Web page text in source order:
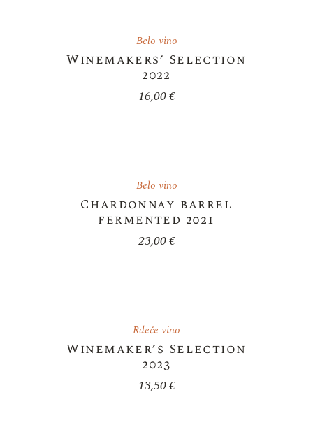
Belo vino
Winemakers’ Selection
2022
16,00€
Belo vino
Chardonnay barrel
fermented 2021
23,00€
Rdeče vino
Winemaker’s Selection
2023
13,50€